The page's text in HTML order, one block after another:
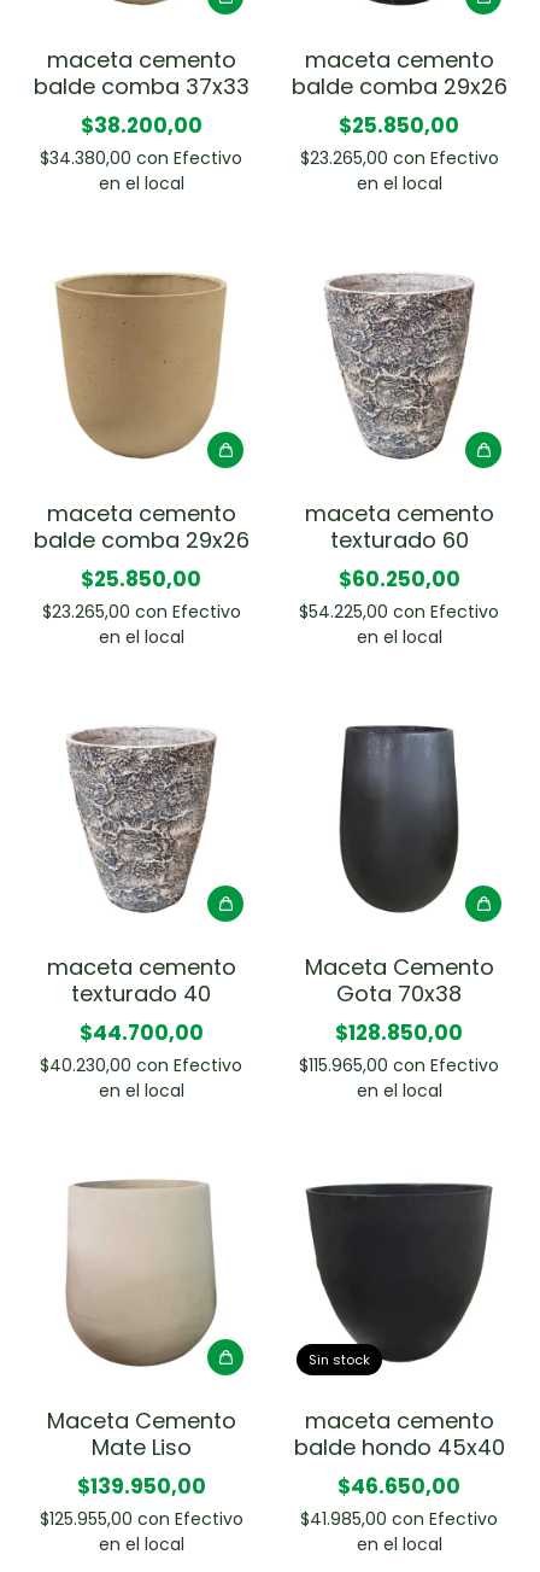
maceta cemento
balde comba 37x33
$38.200,00
$34.380,00 con Efectivo
en el local
maceta cemento
balde comba 29x26
$25.850,00
$23.265,00 con Efectivo
en el local
maceta cemento
balde comba 29x26
$25.850,00
$23.265,00 con Efectivo
en el local
maceta cemento
texturado 60
$60.250,00
$54.225,00 con Efectivo
en el local
maceta cemento
texturado 40
$44.700,00
$40.230,00 con Efectivo
en el local
Maceta Cemento
Gota 70x38
$128.850,00
$115.965,00 con Efectivo
en el local
Maceta Cemento
Mate Liso
$139.950,00
$125.955,00 con Efectivo
en el local
Sin stock
maceta cemento
balde hondo 45x40
$46.650,00
$41.985,00 con Efectivo
en el local